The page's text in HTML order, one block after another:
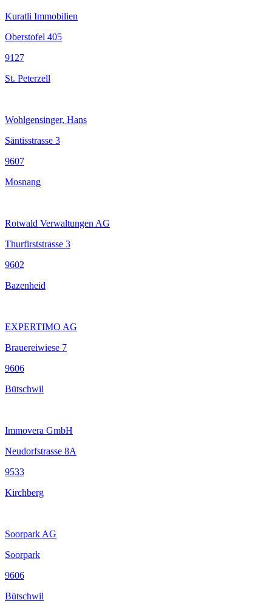
Kuratli Immobilien
Oberstofel 405
9127
St. Peterzell
Wohlgensinger, Hans
Säntisstrasse 3
9607
Mosnang
Rotwald Verwaltungen AG
Thurfirststrasse 3
9602
Bazenheid
EXPERTIMO AG
Brauereiwiese 7
9606
Bütschwil
Immovera GmbH
Neudorfstrasse 8A
9533
Kirchberg
Soorpark AG
Soorpark
9606
Bütschwil